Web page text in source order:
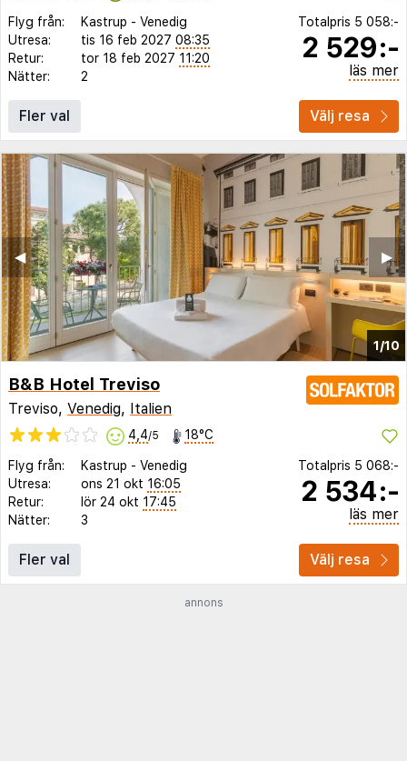
Flyg från: Kastrup - Venedig
Utresa:
tis 16 feb 2027 08:35
Retur:
tor 18 feb 2027 11:20
Nätter:
2
Totalpris 5 058:-
2 529:-
läs mer
Fler val Välj resa
1/10
▶︎
◀︎
B&B Hotel Treviso
Treviso, Venedig, Italien
4,4/5 18°C
Flyg från: Kastrup - Venedig
Utresa:
ons 21 okt 16:05
Retur:
lör 24 okt 17:45
Nätter:
3
Totalpris 5 068:-
2 534:-
läs mer
Fler val Välj resa
annons